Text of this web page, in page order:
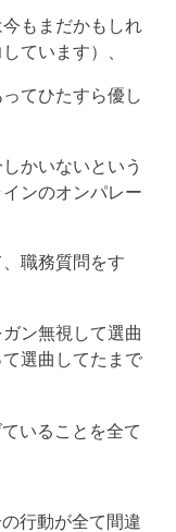
もまだかもしれ
ています）、
てひたすら優し
かいないという
ンのオンパレー
職務質問をす
ン無視して選曲
選曲してたまで
いることを全て
行動が全て間違